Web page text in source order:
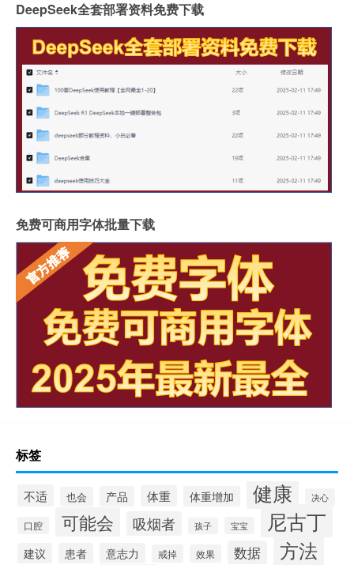
DeepSeek全套部署资料免费下载
免费可商用字体批量下载
标签
不适 也会 产品 体重 体重增加 健康 决心
口腔 可能会 吸烟者 孩子 宝宝 尼古丁
建议 患者 意志力 戒掉 效果 数据 方法